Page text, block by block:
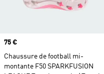
Prix
75 €
Chaussure de football mi-
montante F50 SPARKFUSION